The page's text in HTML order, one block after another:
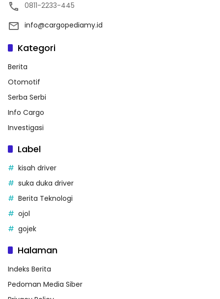
0811-2233-445
info@cargopediamy.id
Kategori
Berita
Otomotif
Serba Serbi
Info Cargo
Investigasi
Label
kisah driver
suka duka driver
Berita Teknologi
ojol
gojek
Halaman
Indeks Berita
Pedoman Media Siber